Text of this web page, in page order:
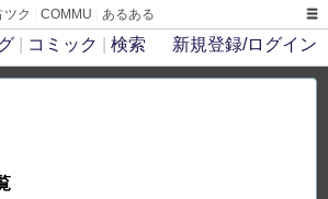
ツク COMMU あるある
コミック 検索 新規登録/ログイン